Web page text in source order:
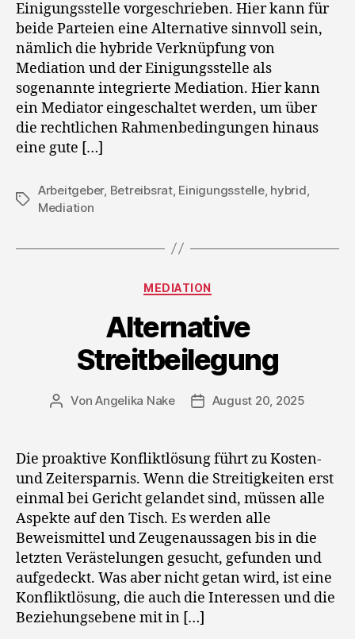
Einigungsstelle vorgeschrieben. Hier kann für
beide Parteien eine Alternative sinnvoll sein,
nämlich die hybride Verknüpfung von
Mediation und der Einigungsstelle als
sogenannte integrierte Mediation. Hier kann
ein Mediator eingeschaltet werden, um über
die rechtlichen Rahmenbedingungen hinaus
eine gute […]
Schlagwörter
Arbeitgeber, Betreibsrat, Einigungsstelle, hybrid
Mediation
Kategorien
MEDIATION
Alternative
Streitbeilegung
Beitragsautor
VonAngelika Nake Veröffentlichungsdatum
August 20, 2025
Die proaktive Konfliktlösung führt zu Kosten-
und Zeitersparnis. Wenn die Streitigkeiten erst
einmal bei Gericht gelandet sind, müssen alle
Aspekte auf den Tisch. Es werden alle
Beweismittel und Zeugenaussagen bis in die
letzten Verästelungen gesucht, gefunden und
aufgedeckt. Was aber nicht getan wird, ist eine
Konfliktlösung, die auch die Interessen und die
Beziehungsebene mit in […]